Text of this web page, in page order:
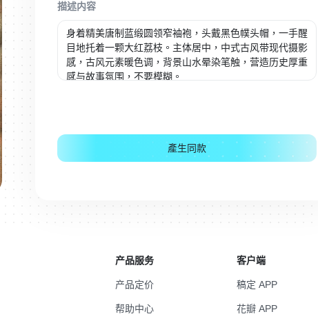
描述内容
產生同款
产品服务
产品定价
帮助中心
客户端
稿定 APP
花瓣 APP